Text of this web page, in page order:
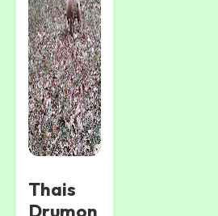
Thais
Drumon